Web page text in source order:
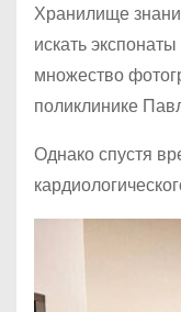
Хранилище
искать
множество
поликлинике
Однако спустя